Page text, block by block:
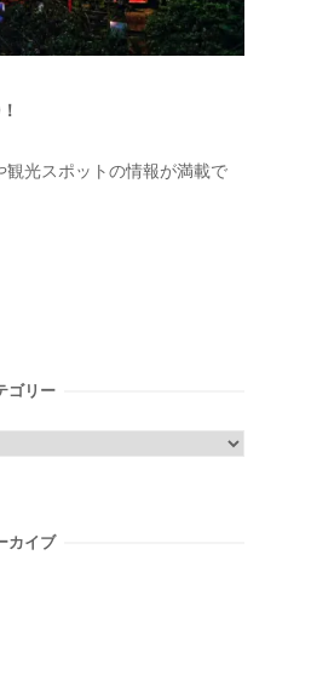
光スポットの情報が満載で
ゴリー
カイブ